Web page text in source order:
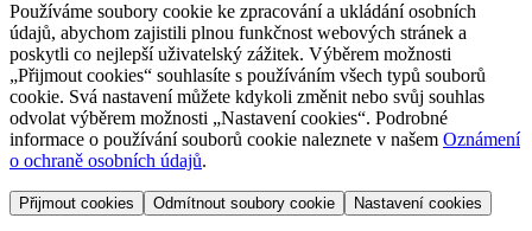
Používáme soubory cookie ke zpracování a ukládání osobních
údajů, abychom zajistili plnou funkčnost webových stránek a
poskytli co nejlepší uživatelský zážitek. Výběrem možnosti
„Přijmout cookies“ souhlasíte s používáním všech typů souborů
cookie. Svá nastavení můžete kdykoli změnit nebo svůj souhlas
odvolat výběrem možnosti „Nastavení cookies“. Podrobné
informace o používání souborů cookie naleznete v našem Oznámení
o ochraně osobních údajů.
Přijmout cookies Odmítnout soubory cookie Nastavení cookies